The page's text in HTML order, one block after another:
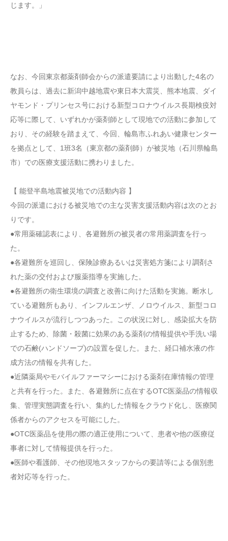
じます。」
なお、今回東京都薬剤師会からの派遣要請により出動した4名の
教員らは、過去に新潟中越地震や東日本大震災、熊本地震、ダイ
ヤモンド・プリンセス号における新型コロナウイルス長期検疫対
応等に際して、いずれかが薬剤師として現地での活動に参加して
おり、その経験を踏まえて、今回、輪島市ふれあい健康センター
を拠点として、1班3名（東京都の薬剤師）が被災地（石川県輪島
市）での医療支援活動に携わりました。
【 能登半島地震被災地での活動内容 】
今回の派遣における被災地での主な災害支援活動内容は次のとお
りです。
●常用薬確認表により、各避難所の被災者の常用薬調査を行っ
た。
●各避難所を巡回し、保険診療あるいは災害処方箋により調剤さ
れた薬の交付および服薬指導を実施した。
●各避難所の衛生環境の調査と改善に向けた活動を実施。断水し
ている避難所もあり、インフルエンザ、ノロウイルス、新型コロ
ナウイルスが流行しつつあった。この状況に対し、感染拡大を防
止するため、除菌・殺菌に効果のある薬剤の情報提供や手洗い場
での石鹸(ハンドソープ)の設置を促した。また、経口補水液の作
成方法の情報を共有した。
●近隣薬局やモバイルファーマシーにおける薬剤在庫情報の管理
と共有を行った。また、各避難所に点在するOTC医薬品の情報収
集、管理実態調査を行い、集約した情報をクラウド化し、医療関
係者からのアクセスを可能にした。
●OTC医薬品を使用の際の適正使用について、患者や他の医療従
事者に対して情報提供を行った。
●医師や看護師、その他現地スタッフからの要請等による個別患
者対応等を行った。